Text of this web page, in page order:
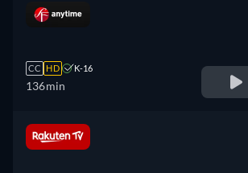
Portugali
CC HD K-16
136min